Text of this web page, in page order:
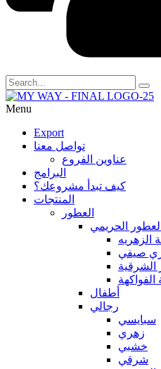
Menu
Export
تواصل معنا
عناوين الفروع
البرامج
كيف تبدأ مشروعك؟
المنتجات
العطور
العطور الحريمي
الزهريه
صيفي
الشرقية
الفواكهة
أطفال
رجالي
سبايسي
زهري
خشبي
شرقي